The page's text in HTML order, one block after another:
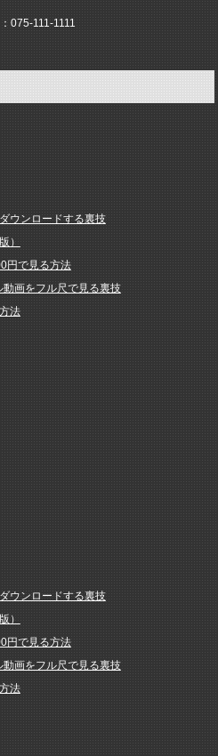
075-111-1111
ウンロードする裏技
）
円で見る方法
画をフル尺で見る裏技
法
ウンロードする裏技
）
円で見る方法
画をフル尺で見る裏技
法